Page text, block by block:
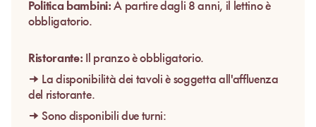
Politica bambini: A partire dagli 8 anni, il lettino è
obbligatorio.
Ristorante: Il pranzo è obbligatorio.
→ La disponibilità dei tavoli è soggetta all'affluenza
del ristorante.
→ Sono disponibili due turni: